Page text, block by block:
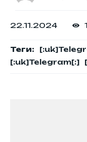
22.11.2024
Теги:
[:uk]Telegram[:]